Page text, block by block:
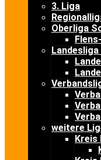
3. Liga
Oberliga
Landesliga
weitere
Kreis